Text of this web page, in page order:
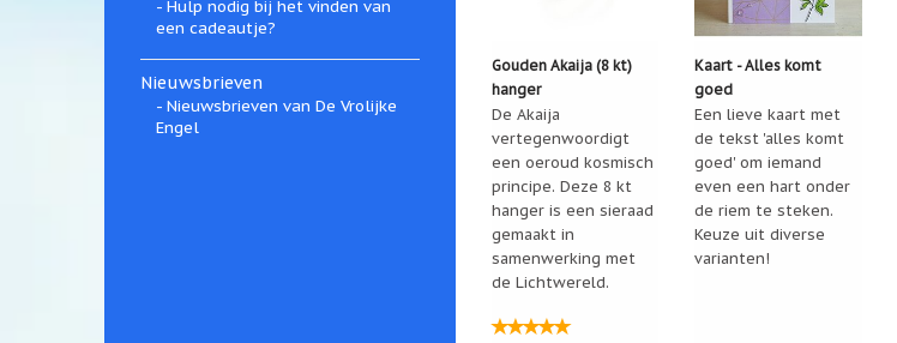
Hulp nodig bij het vinden van
een cadeautje?
Nieuwsbrieven
Nieuwsbrieven van De Vrolijke
Engel
Gouden Akaija (8 kt)
hanger
De Akaija
vertegenwoordigt
een oeroud kosmisch
principe. Deze 8 kt
hanger is een sieraad
gemaakt in
samenwerking met
de Lichtwereld.
Kaart - Alles komt
goed
Een lieve kaart met
de tekst 'alles komt
goed' om iemand
even een hart onder
de riem te steken.
Keuze uit diverse
varianten!